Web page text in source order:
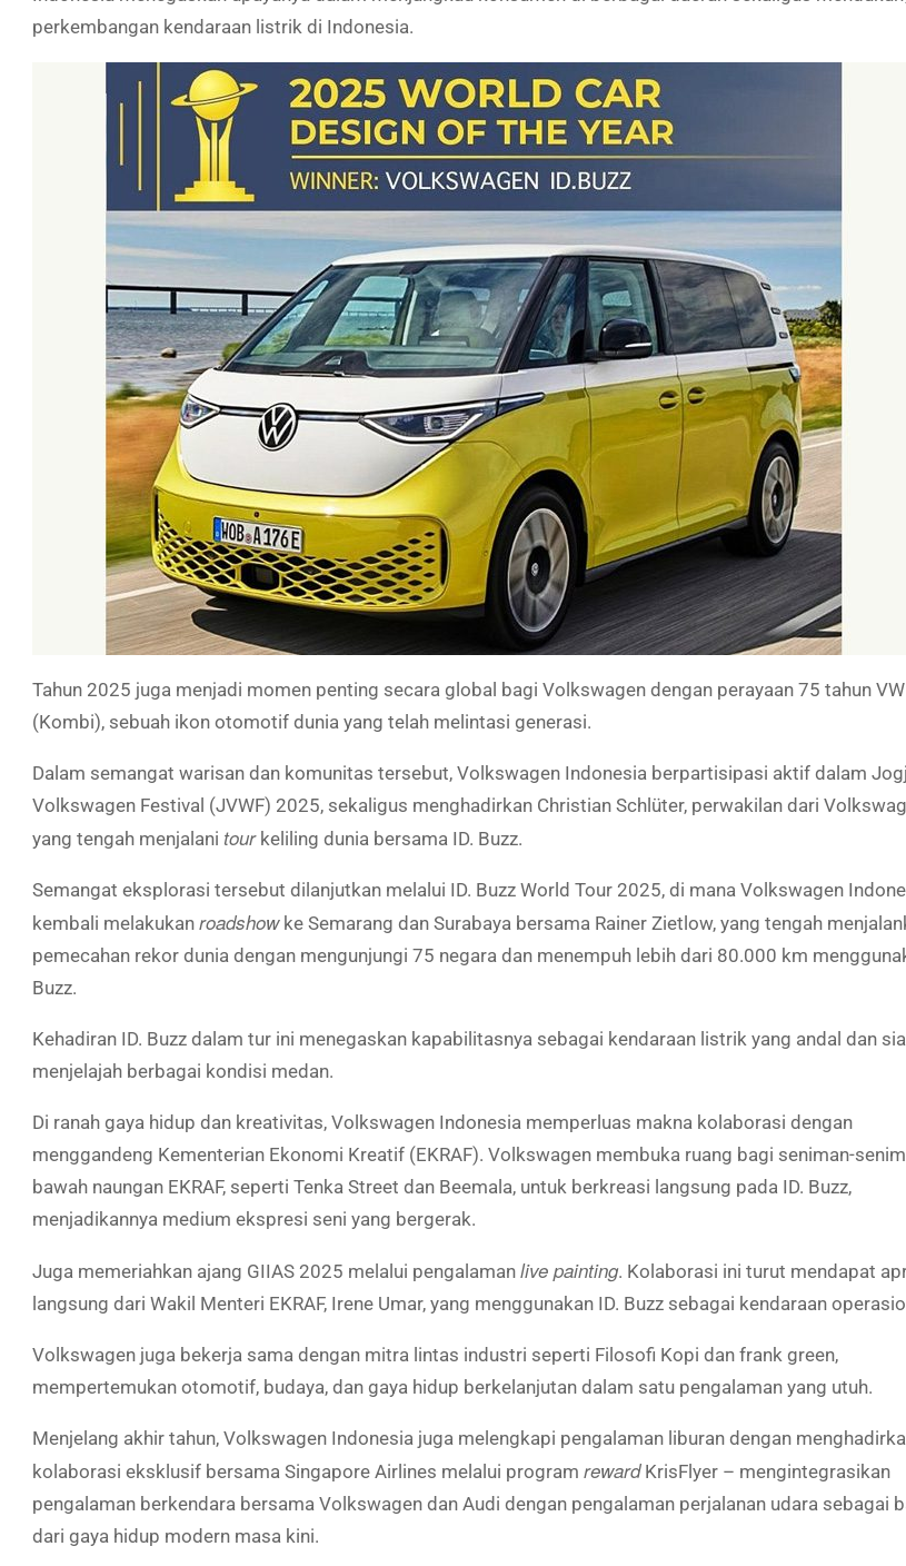
perkembangan kendaraan listrik di Indonesia.
Tahun 2025 juga menjadi momen penting secara global bagi Volkswagen dengan perayaan 75 tahun
(Kombi), sebuah ikon otomotif dunia yang telah melintasi generasi.
Dalam semangat warisan dan komunitas tersebut, Volkswagen Indonesia berpartisipasi aktif dalam
Volkswagen Festival (JVWF) 2025, sekaligus menghadirkan Christian Schlüter, perwakilan dari
yang tengah menjalani tourkeliling dunia bersama ID. Buzz.
Semangat eksplorasi tersebut dilanjutkan melalui ID. Buzz World Tour 2025, di mana Volkswagen
kembali melakukan roadshowke Semarang dan Surabaya bersama Rainer Zietlow, yang tengah
pemecahan rekor dunia dengan mengunjungi 75 negara dan menempuh lebih dari 80.000 km
Buzz.
Kehadiran ID. Buzz dalam tur ini menegaskan kapabilitasnya sebagai kendaraan listrik yang andal dan
menjelajah berbagai kondisi medan.
Di ranah gaya hidup dan kreativitas, Volkswagen Indonesia memperluas makna kolaborasi dengan
menggandeng Kementerian Ekonomi Kreatif (EKRAF). Volkswagen membuka ruang bagi seniman-
bawah naungan EKRAF, seperti Tenka Street dan Beemala, untuk berkreasi langsung pada ID. Buzz,
menjadikannya medium ekspresi seni yang bergerak.
Juga memeriahkan ajang GIIAS 2025 melalui pengalaman live painting. Kolaborasi ini turut mendapat
langsung dari Wakil Menteri EKRAF, Irene Umar, yang menggunakan ID. Buzz sebagai kendaraan
Volkswagen juga bekerja sama dengan mitra lintas industri seperti Filosofi Kopi dan frank green,
mempertemukan otomotif, budaya, dan gaya hidup berkelanjutan dalam satu pengalaman yang utuh.
Menjelang akhir tahun, Volkswagen Indonesia juga melengkapi pengalaman liburan dengan
kolaborasi eksklusif bersama Singapore Airlines melalui program rewardKrisFlyer – mengintegrasikan
pengalaman berkendara bersama Volkswagen dan Audi dengan pengalaman perjalanan udara sebagai
dari gaya hidup modern masa kini.